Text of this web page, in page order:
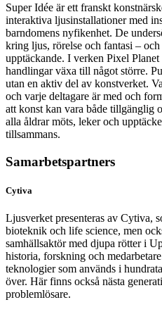
Super Idée är ett franskt
interaktiva ljusinstallationer med
barndomens nyfikenhet. De
kring ljus, rörelse och fantasi –
upptäckande. I verken Pixel
handlingar växa till något större.
utan en aktiv del av konstverket.
och varje deltagare är med och
att konst kan vara både tillgänglig
alla åldrar möts, leker och
tillsammans.
Samarbetspartners
Cytiva
Ljusverket presenteras av Cytiva,
bioteknik och life science, men
samhällsaktör med djupa rötter i
historia, forskning och
teknologier som används i
över. Här finns också nästa
problemlösare.